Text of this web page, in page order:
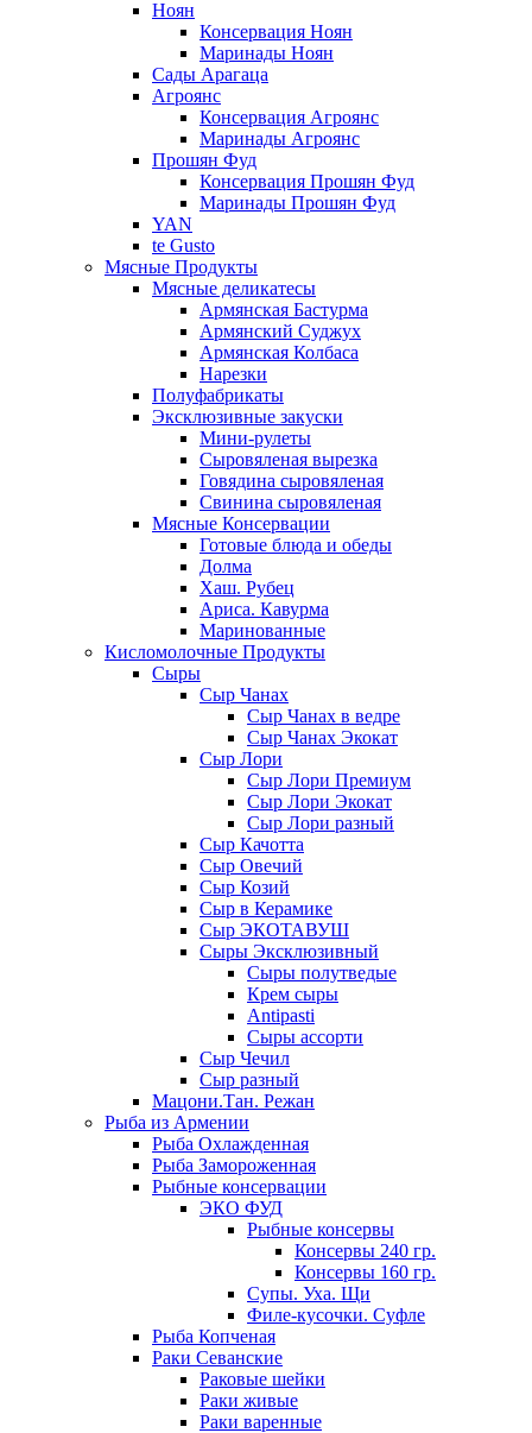
Ноян
Консервация Ноян
Маринады Ноян
Сады Арагаца
Агроянс
Консервация Агроянс
Маринады Агроянс
Прошян Фуд
Консервация Прошян Фуд
Маринады Прошян Фуд
YAN
te Gusto
Мясные Продукты
Мясные деликатесы
Армянская Бастурма
Армянский Суджух
Армянская Колбаса
Нарезки
Полуфабрикаты
Эксклюзивные закуски
Мини-рулеты
Сыровяленая вырезка
Говядина сыровяленая
Свинина сыровяленая
Мясные Консервации
Готовые блюда и обеды
Долма
Хаш. Рубец
Ариса. Кавурма
Маринованные
Кисломолочные Продукты
Сыры
Сыр Чанах
Сыр Чанах в ведре
Сыр Чанах Экокат
Сыр Лори
Сыр Лори Премиум
Сыр Лори Экокат
Сыр Лори разный
Сыр Качотта
Сыр Овечий
Сыр Козий
Сыр в Керамике
Сыр ЭКОТАВУШ
Сыры Эксклюзивный
Сыры полутведые
Крем сыры
Antipasti
Сыры ассорти
Сыр Чечил
Сыр разный
Мацони.Тан. Режан
Рыба из Армении
Рыба Охлажденная
Рыба Замороженная
Рыбные консервации
ЭКО ФУД
Рыбные консервы
Консервы 240 гр.
Консервы 160 гр.
Супы. Уха. Щи
Филе-кусочки. Суфле
Рыба Копченая
Раки Севанские
Раковые шейки
Раки живые
Раки варенные